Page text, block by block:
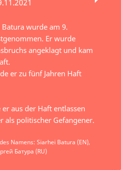
Batura wurde am 9.
Er wurde
angeklagt und kam
er zu fünf Jahren Haft
aus der Haft entlassen
als politischer Gefangener.
Namens: Siarhei Batura (EN),
Батура (RU)